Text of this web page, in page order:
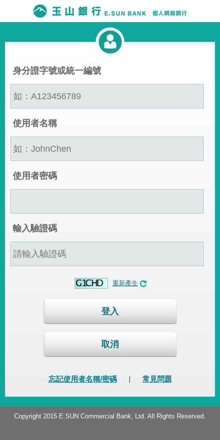
身分證字號或統一編號
使用者名稱
使用者密碼
輸入驗證碼
重新產生
登入
取消
忘記使用者名稱/密碼 | 常見問題
Copyright 2015 E.SUN Commercial Bank, Ltd. All Rights Reserved.